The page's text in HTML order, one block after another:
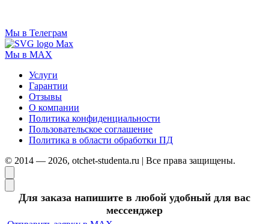
Мы в Телеграм
Мы в MAX
Услуги
Гарантии
Отзывы
О компании
Политика конфиденциальности
Пользовательское соглашение
Политика в области обработки ПД
© 2014 — 2026, otchet-studenta.ru | Все права защищены.
Для заказа напишите в любой удобный для вас
мессенджер